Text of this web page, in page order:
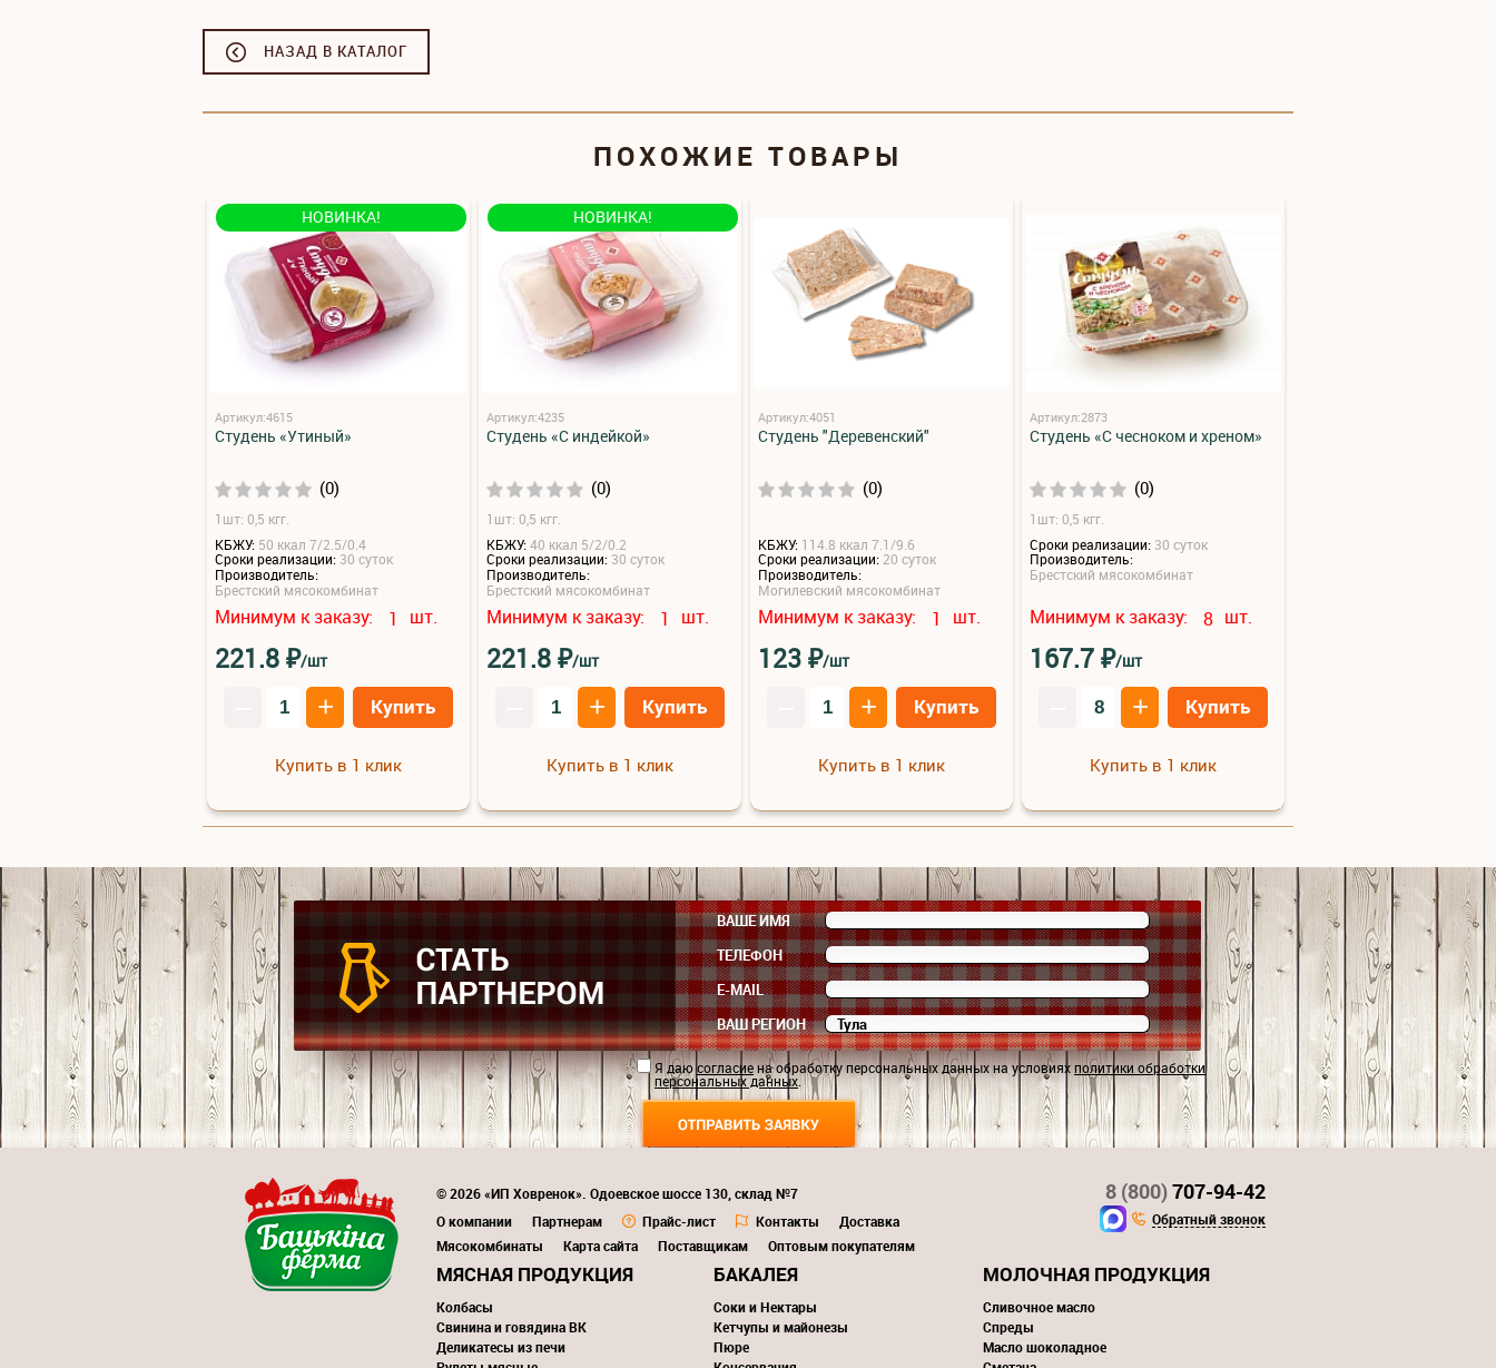
НАЗАД В КАТАЛОГ
ПОХОЖИЕ ТОВАРЫ
НОВИНКА!
Артикул:4615
Студень «Утиный»
(0)
1шт: 0,5 кгг.
КБЖУ: 50 ккал 7/2.5/0.4
Сроки реализации: 30 суток
Производитель:
Брестский мясокомбинат
Минимум к заказу: 1 шт.
221.8₽/шт
+ Купить
Купить в 1 клик
НОВИНКА!
Артикул:4235
Студень «С индейкой»
(0)
1шт: 0,5 кгг.
КБЖУ:40 ккал 5/2/0.2
Сроки реализации: 30 суток
Производитель:
Брестский мясокомбинат
Минимум к заказу: 1 шт.
221.8₽/шт
+ Купить
Купить в 1 клик
Артикул:4051
Студень "Деревенский"
(0)
КБЖУ: 114.8 ккал 7.1/9.6
Сроки реализации:20 суток
Производитель:
Могилевский мясокомбинат
Минимум к заказу: 1 шт.
123₽/шт
+ Купить
Купить в 1 клик
Артикул:2873
Студень «С чесноком и хреном»
(0)
1шт: 0,5 кгг.
Сроки реализации: 30 суток
Производитель:
Брестский мясокомбинат
Минимум к заказу: 8 шт.
167.7₽/шт
+ Купить
Купить в 1 клик
ВАШЕ ИМЯ
ТЕЛЕФОН
E-MAIL
ВАШ РЕГИОН
Я даюсогласиена обработку персональных данных на условияхполитики обработки
персональных данных.
© 2026 «ИП Ховренок». Одоевское шоссе 130, склад №7
О компании
Партнерам Прайс-лист Контакты
Доставка
Мясокомбинаты
Карта сайта Поставщикам Оптовым покупателям
8 (800)707-94-42
Обратный звонок
МЯСНАЯ ПРОДУКЦИЯ
Колбасы
Свинина и говядина ВК
Деликатесы из печи
БАКАЛЕЯ
Соки и Нектары
Кетчупы и майонезы
Пюре
МОЛОЧНАЯ ПРОДУКЦИЯ
Сливочное масло
Спреды
Масло шоколадное